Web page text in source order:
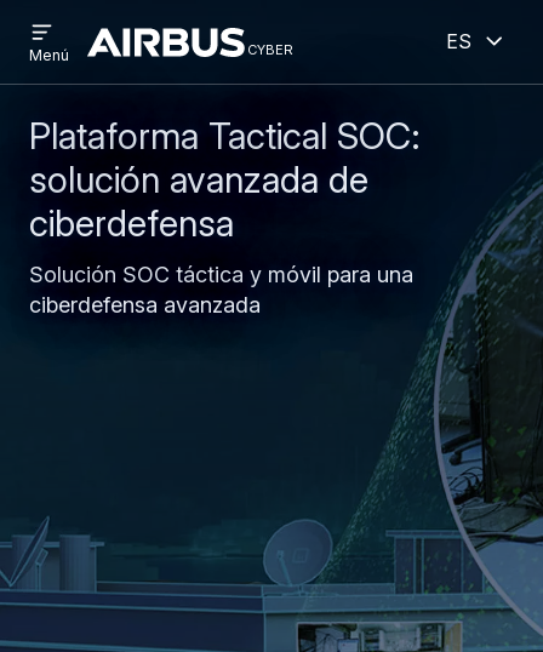
al
contenido
principal
to
search
cyber cyber
menu
Menú
Español
Plataforma Tactical SOC:
solución avanzada de
ciberdefensa
Solución SOC táctica y móvil para una
ciberdefensa avanzada